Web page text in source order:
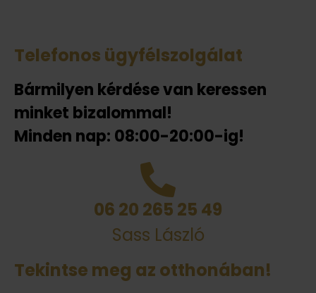
Telefonos ügyfélszolgálat
Bármilyen kérdése van keressen
minket bizalommal!
Minden nap: 08:00-20:00-ig!
06 20 265 25 49
Sass László
Tekintse meg az otthonában!